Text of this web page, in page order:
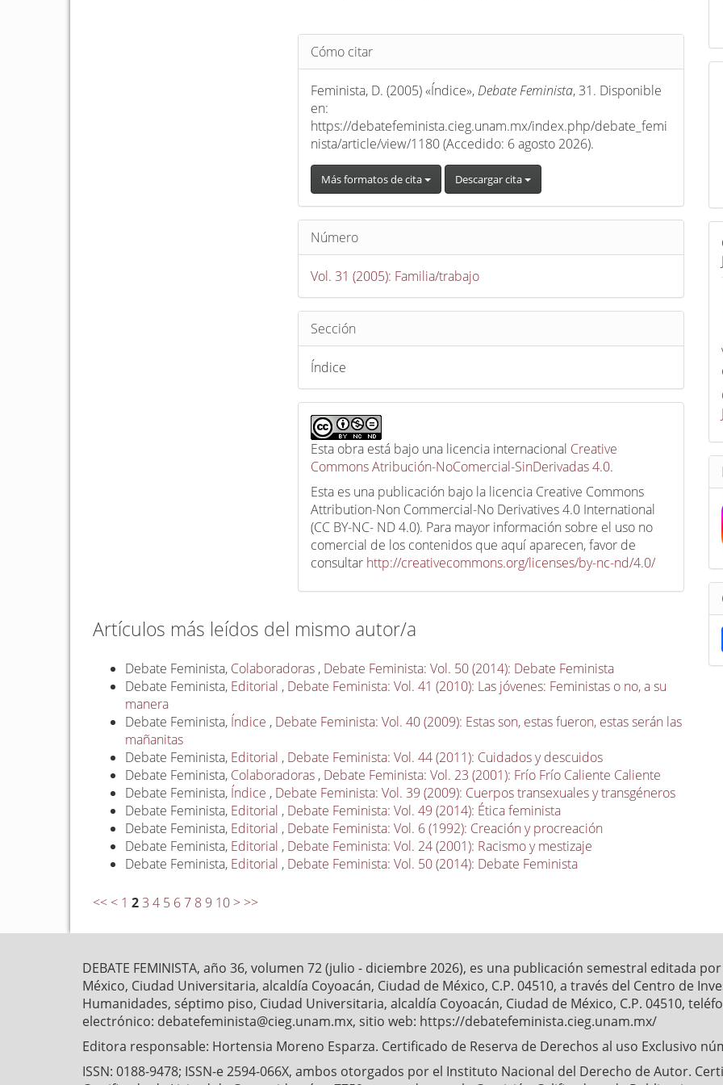
Detalles
del
artículo
Cómo citar
Feminista, D. (2005) «Índice», Debate Feminista, 31. Disponible
en:
https://debatefeminista.cieg.unam.mx/index.php/debate_femi
nista/article/view/1180 (Accedido: 6 agosto 2026).
Más formatos de cita Descargar cita
Número
Vol. 31 (2005): Familia/trabajo
Sección
Índice
Esta obra está bajo una licencia internacional Creative
Commons Atribución-NoComercial-SinDerivadas 4.0.
Esta es una publicación bajo la licencia Creative Commons
Attribution-Non Commercial-No Derivatives 4.0 International
(CC BY-NC- ND 4.0). Para mayor información sobre el uso no
comercial de los contenidos que aquí aparecen, favor de
consultar http://creativecommons.org/licenses/by-nc-nd/4.0/
Artículos más leídos del mismo autor/a
Debate Feminista, Colaboradoras , Debate Feminista: Vol. 50 (2014): Debate Feminista
Debate Feminista, Editorial , Debate Feminista: Vol. 41 (2010): Las jóvenes: Feministas o no, a su
manera
Debate Feminista, Índice , Debate Feminista: Vol. 40 (2009): Estas son, estas fueron, estas serán las
mañanitas
Debate Feminista, Editorial , Debate Feminista: Vol. 44 (2011): Cuidados y descuidos
Debate Feminista, Colaboradoras , Debate Feminista: Vol. 23 (2001): Frío Frío Caliente Caliente
Debate Feminista, Índice , Debate Feminista: Vol. 39 (2009): Cuerpos transexuales y transgéneros
Debate Feminista, Editorial , Debate Feminista: Vol. 49 (2014): Ética feminista
Debate Feminista, Editorial , Debate Feminista: Vol. 6 (1992): Creación y procreación
Debate Feminista, Editorial , Debate Feminista: Vol. 24 (2001): Racismo y mestizaje
Debate Feminista, Editorial , Debate Feminista: Vol. 50 (2014): Debate Feminista
<< < 1 2 3 4 5 6 7 8 9 10 > >>
t
i
DEBATE FEMINISTA, año 36, volumen 72 (julio - diciembre 2026), es una publicación semestral editada
México, Ciudad Universitaria, alcaldía Coyoacán, Ciudad de México, C.P. 04510, a través del Centro de
Humanidades, séptimo piso, Ciudad Universitaria, alcaldía Coyoacán, Ciudad de México, C.P. 04510,
electrónico: debatefeminista@cieg.unam.mx, sitio web: https://debatefeminista.cieg.unam.mx/
Editora responsable: Hortensia Moreno Esparza. Certificado de Reserva de Derechos al uso Exclusivo
ISSN: 0188-9478; ISSN-e 2594-066X, ambos otorgados por el Instituto Nacional del Derecho de Autor.